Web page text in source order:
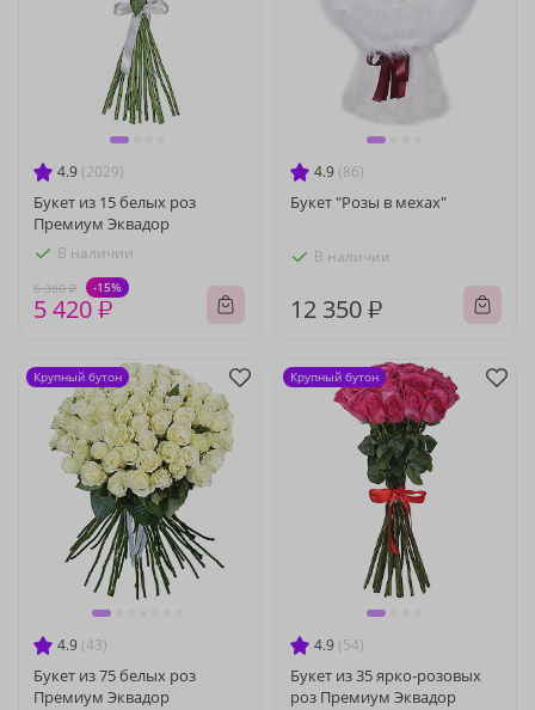
4.9 (2029)
Букет из 15 белых роз
Премиум Эквадор
В наличии
6 380 ₽ -15%
5 420 ₽
4.9 (86)
Букет "Розы в мехах"
В наличии
12 350 ₽
4.9 (43)
Букет из 75 белых роз
Премиум Эквадор
Крупный бутон
4.9 (54)
Букет из 35 ярко-розовых
роз Премиум Эквадор
Крупный бутон